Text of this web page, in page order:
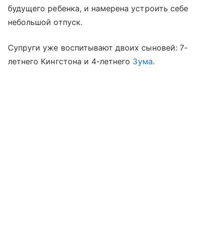
будущего ребенка, и намерена устроить себе
небольшой отпуск.
Супруги уже воспитывают двоих сыновей: 7-
летнего Кингстона и 4-летнего Зума.